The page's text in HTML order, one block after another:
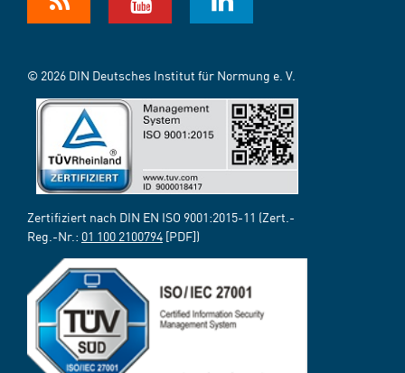
© 2026 DIN Deutsches Institut für Normung e. V.
Zertifiziert nach DIN EN ISO 9001:2015-11 (Zert.-
Reg.-Nr.: 01 100 2100794 [PDF])